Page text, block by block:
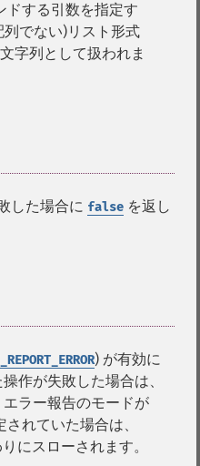
ドする引数を指定す
でない)リスト形式
字列として扱われま
した場合に false を返し
) が有効に
作が失敗した場合は、
ラー報告のモードが
されていた場合は、
にスローされます。